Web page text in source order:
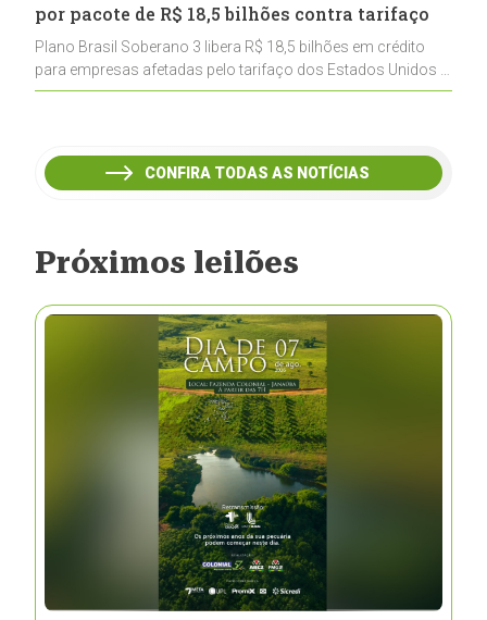
por pacote de R$ 18,5 bilhões contra tarifaço
Plano Brasil Soberano 3 libera R$ 18,5 bilhões em crédito
para empresas afetadas pelo tarifaço dos Estados Unidos e
inclui a pecuária entre os setores estratégicos
CONFIRA TODAS AS NOTÍCIAS
Próximos leilões